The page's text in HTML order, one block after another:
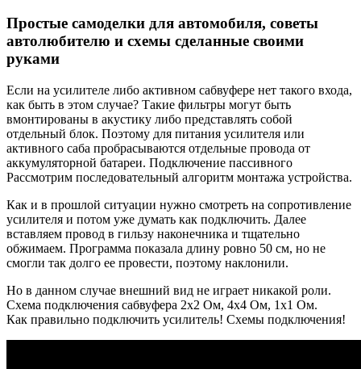
Простые самоделки для автомобиля, советы
автолюбителю и схемы сделанные своими
руками
Если на усилителе либо активном сабвуфере нет такого входа,
как быть в этом случае? Такие фильтры могут быть
вмонтированы в акустику либо представлять собой
отдельный блок. Поэтому для питания усилителя или
активного саба пробрасываются отдельные провода от
аккумуляторной батареи. Подключение пассивного
Рассмотрим последовательный алгоритм монтажа устройства.
Как и в прошлой ситуации нужно смотреть на сопротивление
усилителя и потом уже думать как подключить. Далее
вставляем провод в гильзу наконечника и тщательно
обжимаем. Программа показала длину ровно 50 см, но не
смогли так долго ее провести, поэтому наклонили.
Но в данном случае внешний вид не играет никакой роли.
Схема подключения сабвуфера 2х2 Ом, 4х4 Ом, 1х1 Ом.
Как правильно подключить усилитель! Схемы подключения!